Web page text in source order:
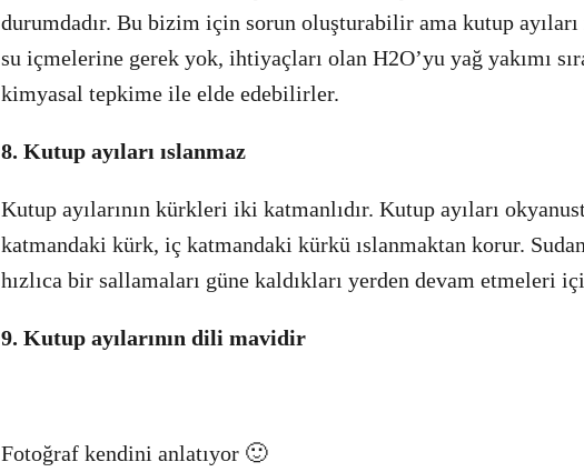
durumdadır. Bu bizim için sorun oluşturabilir ama kutup
su içmelerine gerek yok, ihtiyaçları olan H2O’yu yağ yakımı
kimyasal tepkime ile elde edebilirler.
8. Kutup ayıları ıslanmaz
Kutup ayılarının kürkleri iki katmanlıdır. Kutup ayıları
katmandaki kürk, iç katmandaki kürkü ıslanmaktan korur. Sudan
hızlıca bir sallamaları güne kaldıkları yerden devam etmeleri
9. Kutup ayılarının dili mavidir
Fotoğraf kendini anlatıyor 🙂